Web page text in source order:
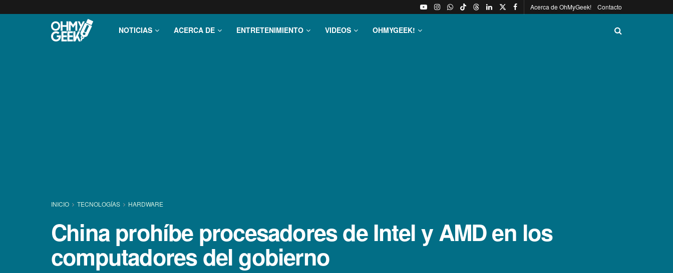
Acerca de OhMyGeek! Contacto
NOTICIAS ACERCA DE ENTRETENIMIENTO VIDEOS OHMYGEEK!
INICIO TECNOLOGÍ­AS HARDWARE
China prohíbe procesadores de Intel y AMD en los
computadores del gobierno